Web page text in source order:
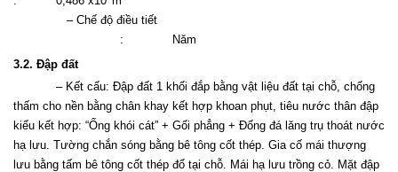
– Chế độ điều tiết
:
Năm
3.2. Đập đất
– Kết cấu: Đập đất 1 khối đắp bằng vật liệu đất tại chỗ, chống
thấm cho nền bằng chân khay kết hợp khoan phụt, tiêu nước thân đập
kiểu kết hợp: “Ống khói cát” + Gối phẳng + Đống đá lăng trụ thoát nước
hạ lưu. Tường chắn sóng bằng bê tông cốt thép. Gia cố mái thượng
lưu bằng tấm bê tông cốt thép đổ tại chỗ. Mái hạ lưu trồng cỏ. Mặt đập